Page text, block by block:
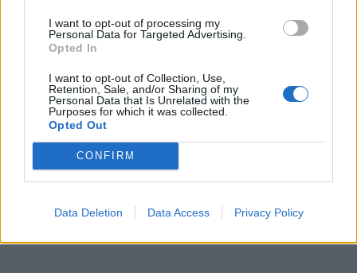
I want to opt-out of processing my
Personal Data for Targeted Advertising.
Opted In
I want to opt-out of Collection, Use,
Retention, Sale, and/or Sharing of my
Personal Data that Is Unrelated with the
Purposes for which it was collected.
Opted Out
CONFIRM
Data Deletion Data Access Privacy Policy